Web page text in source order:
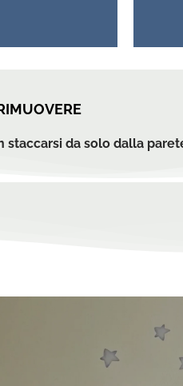
staccarsi da solo dalla